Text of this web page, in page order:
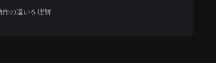
の違いを理解